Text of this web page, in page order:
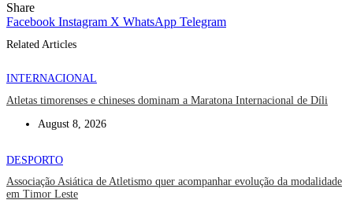
Share
Facebook Instagram X WhatsApp Telegram
Related Articles
INTERNACIONAL
Atletas timorenses e chineses dominam a Maratona Internacional de Díli
August 8, 2026
DESPORTO
Associação Asiática de Atletismo quer acompanhar evolução da modalidade
em Timor Leste